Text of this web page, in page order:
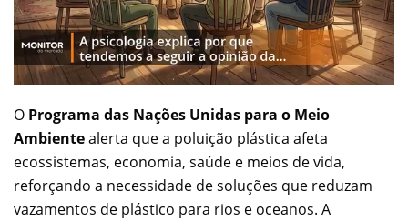
O Programa das Nações Unidas para o Meio
Ambientealerta que a poluição plástica afeta
ecossistemas, economia, saúde e meios de vida,
reforçando a necessidade de soluções que reduzam
vazamentos de plástico para rios e oceanos. A